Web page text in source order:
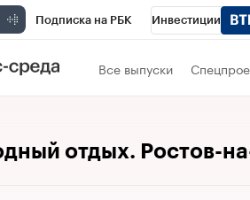
Подписка на РБК Инвестиции
Телеканал
Исследования
Все выпуски
отдых. Ростов-